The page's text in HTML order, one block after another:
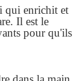
qui enrichit et
Il est le
pour qu'ils